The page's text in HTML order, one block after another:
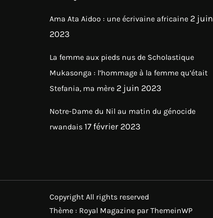
Ama Ata Aidoo : une écrivaine africaine 2 juin
2023
La femme aux pieds nus de Scholastique
Mukasonga : l’hommage à la femme qu’était
Stefania, ma mère 2 juin 2023
Notre-Dame du Nil au matin du génocide
rwandais 17 février 2023
Copyright All rights reserved
Thème : Royal Magazine par ThemeinWP